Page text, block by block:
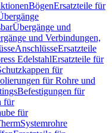
BögenErsatzteile für
Übergänge und
und Verbindungen,
AnschlüsseErsatzteile
EdelstahlErsatzteile für
für
für Rohre und
Befestigungen für
für
für
Systemrohre